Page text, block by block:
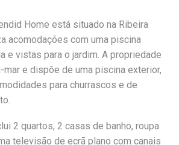
Home está situado na Ribeira
acomodações com uma piscina
e vistas para o jardim. A propriedade
e dispõe de uma piscina exterior,
para churrascos e de
2 quartos, 2 casas de banho, roupa
televisão de ecrã plano com canais